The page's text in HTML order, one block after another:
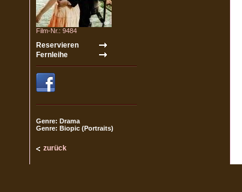
Film-Nr.: 9484
Genre: Drama
Genre: Biopic (Portraits)
zurück